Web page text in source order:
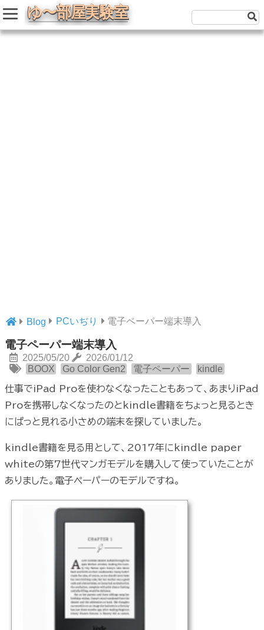
Blog PCいぢり 電子ペーパー端末導入
電子ペーパー端末導入
2025/05/20
2026/01/12
BOOX
Go Color Gen2 電子ペーパー kindle
仕事でiPad Proを使わなくなったこともあって、あまりiPad
Proを携帯しなくなったのとkindle書籍をちょっと見るとき
にぱっと見れる小さめの端末を探していました。
kindle書籍を見る用として、2017年にkindle paper
whiteの第7世代マンガモデルを購入して使っていたことが
ありました。電子ペーパーのモデルですね。